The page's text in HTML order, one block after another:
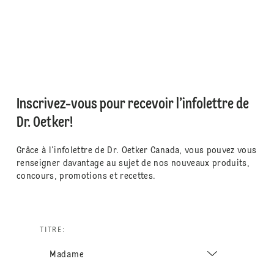
Inscrivez-vous pour recevoir l’infolettre de
Dr. Oetker!
Grâce à l’infolettre de Dr. Oetker Canada, vous pouvez vous
renseigner davantage au sujet de nos nouveaux produits,
concours, promotions et recettes.
TITRE: